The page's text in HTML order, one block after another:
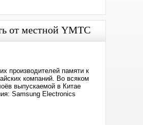
от местной YMTC
производителей памяти к
компаний. Во всяком
выпускаемой в Китае
Samsung Electronics